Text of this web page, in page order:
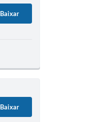
Baixar
Baixar